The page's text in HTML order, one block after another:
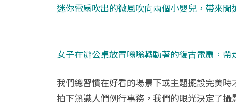
迷你電扇吹出的微風吹向兩個小嬰兒，帶來閒
女子在辦公桌放置嗡嗡轉動著的復古電扇，帶
我們總習慣在好看的場景下或主題擺設完美
拍下熟識人們例行事務，我們的眼光決定了